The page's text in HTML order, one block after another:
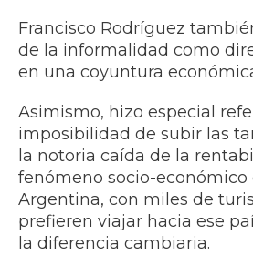
Francisco Rodríguez
de la informalidad como
en una coyuntura
Asimismo, hizo especial
imposibilidad de subir las
la notoria caída de la
fenómeno socio-económico
Argentina, con miles de
prefieren viajar hacia ese
la diferencia cambiaria.